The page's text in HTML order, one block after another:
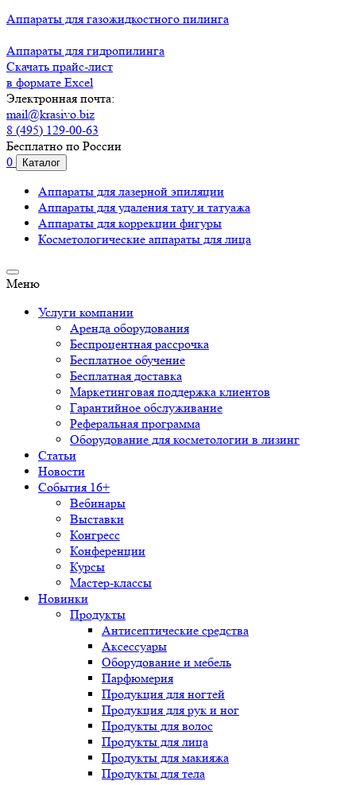
Аппараты для газожидкостного пилинга
Аппараты для гидропилинга
Скачать прайс-лист
в формате Excel
Электронная почта:
mail@krasivo.biz
8 (495) 129-00-63
Бесплатно по России
0
Каталог
Аппараты для лазерной эпиляции
Аппараты для удаления тату и татуажа
Аппараты для коррекции фигуры
Косметологические аппараты для лица
Меню
Услуги компании
Аренда оборудования
Беспроцентная рассрочка
Бесплатное обучение
Бесплатная доставка
Маркетинговая поддержка клиентов
Гарантийное обслуживание
Реферальная программа
Оборудование для косметологии в лизинг
Статьи
Новости
События 16+
Вебинары
Выставки
Конгресс
Конференции
Курсы
Мастер-классы
Новинки
Продукты
Антисептические средства
Аксессуары
Оборудование и мебель
Парфюмерия
Продукция для ногтей
Продукция для рук и ног
Продукты для волос
Продукты для лица
Продукты для макияжа
Продукты для тела